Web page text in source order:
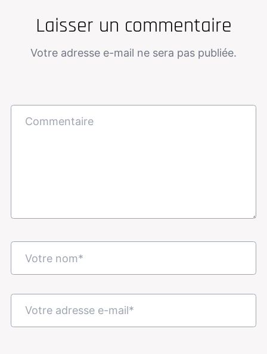
Laisser un commentaire
Votre adresse e-mail ne sera pas publiée.